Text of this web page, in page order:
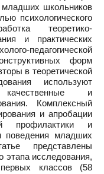
младших школьников
психологического
теоретико-
и практических
педагогической
форм
в теоретической
используют
качественные и
Комплексный
и апробации
профилактики и
поведения младших
представлены
этапа исследования,
классов (58